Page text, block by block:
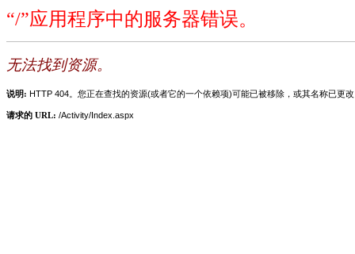
“/”应用程序中的服务器错误。
无法找到资源。
说明: HTTP 404。您正在查找的资源(或者它的一个依赖项)可能已被移除，或其名称已更
请求的 URL: /Activity/Index.aspx